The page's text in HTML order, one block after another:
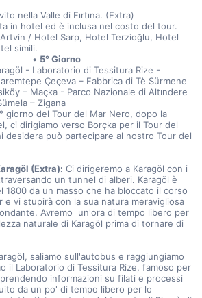
nella Valle di Fırtına. (Extra)
in hotel ed è inclusa nel costo del tour.
Artvin / Hotel Sarp, Hotel Terzioğlu, Hotel
simili.
5° Giorno
- Laboratorio di Tessitura Rize -
Çeçeva – Fabbrica di Tè Sürmene
– Maçka - Parco Nazionale di Altındere
– Zigana
giorno del Tour del Mar Nero, dopo la
ci dirigiamo verso Borçka per il Tour del
desidera può partecipare al nostro Tour del
(Extra): Ci dirigeremo a Karagöl con i
un tunnel di alberi. Karagöl è
1800 da un masso che ha bloccato il corso
e vi stupirà con la sua natura meravigliosa
Avremo  un'ora di tempo libero per
naturale di Karagöl prima di tornare di
saliamo sull'autobus e raggiungiamo
il Laboratorio di Tessitura Rize, famoso per
informazioni su filati e processi
da un po' di tempo libero per lo